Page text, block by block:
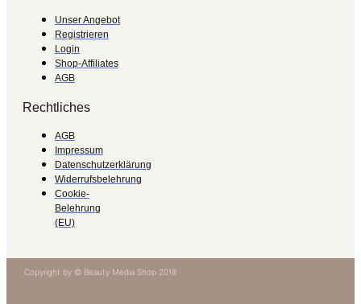
Unser Angebot
Registrieren
Login
Shop-Affiliates
AGB
Rechtliches
AGB
Impressum
Datenschutzerklärung
Widerrufsbelehrung
Cookie-
Belehrung
(EU)
Copyright by © Beauty Media Shop 2018